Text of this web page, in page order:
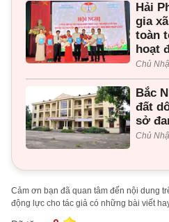
Hải
gia
toàn
hoạt
Chủ
Bắc
đất
sở
Chủ
Cảm ơn bạn đã quan tâm đến nội dung
động lực cho tác giả có những bài viết